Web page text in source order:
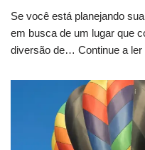
Se você está planejando
em busca de um lugar que
diversão de… Continue a ler